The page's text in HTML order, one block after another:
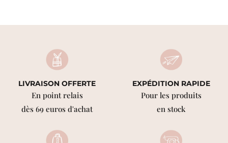
LIVRAISON OFFERTE
En point relais
dès 69 euros d'achat
EXPÉDITION RAPIDE
Pour les produits
en stock